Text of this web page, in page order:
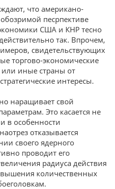
что американо-
песрпективе
США и КНР тесно
так. Впрочем,
свидетельствующих
торгово-экономические
или иные страны от
интересы.
наращивает свой
Это касается не
в особенности
отказывается
своего ядерного
проводит его
радиуса действия
количественных